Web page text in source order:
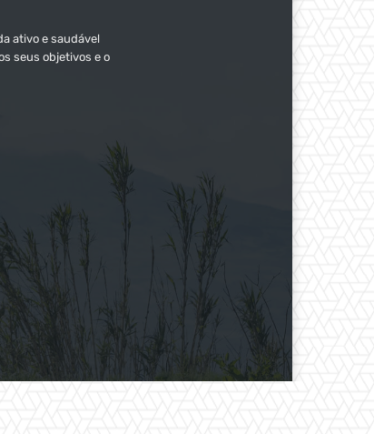
ativo e saudável
seus objetivos e o